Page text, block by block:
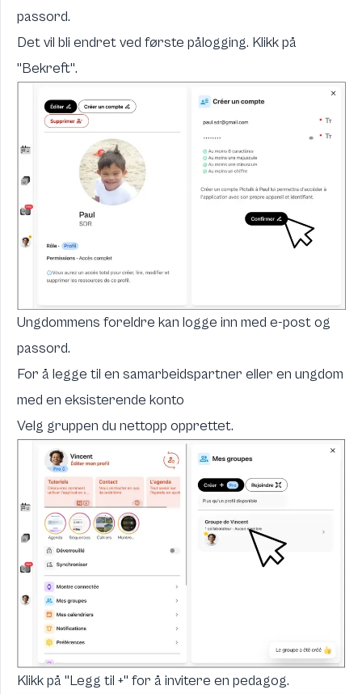
passord.
Det vil bli endret ved første pålogging. Klikk på
"Bekreft".
Ungdommens foreldre kan logge inn med e-post og
passord.
For å legge til en samarbeidspartner eller en ungdom
med en eksisterende konto
Velg gruppen du nettopp opprettet.
Klikk på "Legg til +" for å invitere en pedagog.